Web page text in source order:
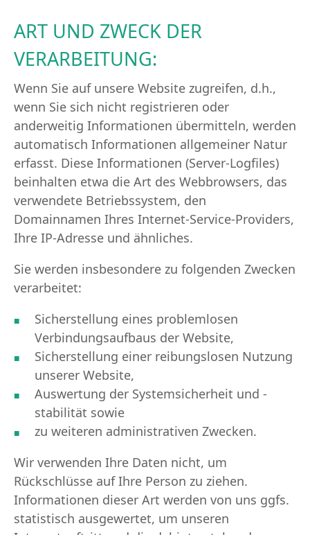
ART UND ZWECK DER
VERARBEITUNG:
Wenn Sie auf unsere Website zugreifen, d.h.,
wenn Sie sich nicht registrieren oder
anderweitig Informationen übermitteln, werden
automatisch Informationen allgemeiner Natur
erfasst. Diese Informationen (Server-Logfiles)
beinhalten etwa die Art des Webbrowsers, das
verwendete Betriebssystem, den
Domainnamen Ihres Internet-Service-Providers,
Ihre IP-Adresse und ähnliches.
Sie werden insbesondere zu folgenden Zwecken
verarbeitet:
Sicherstellung eines problemlosen
Verbindungsaufbaus der Website,
Sicherstellung einer reibungslosen Nutzung
unserer Website,
Auswertung der Systemsicherheit und -
stabilität sowie
zu weiteren administrativen Zwecken.
Wir verwenden Ihre Daten nicht, um
Rückschlüsse auf Ihre Person zu ziehen.
Informationen dieser Art werden von uns ggfs.
statistisch ausgewertet, um unseren